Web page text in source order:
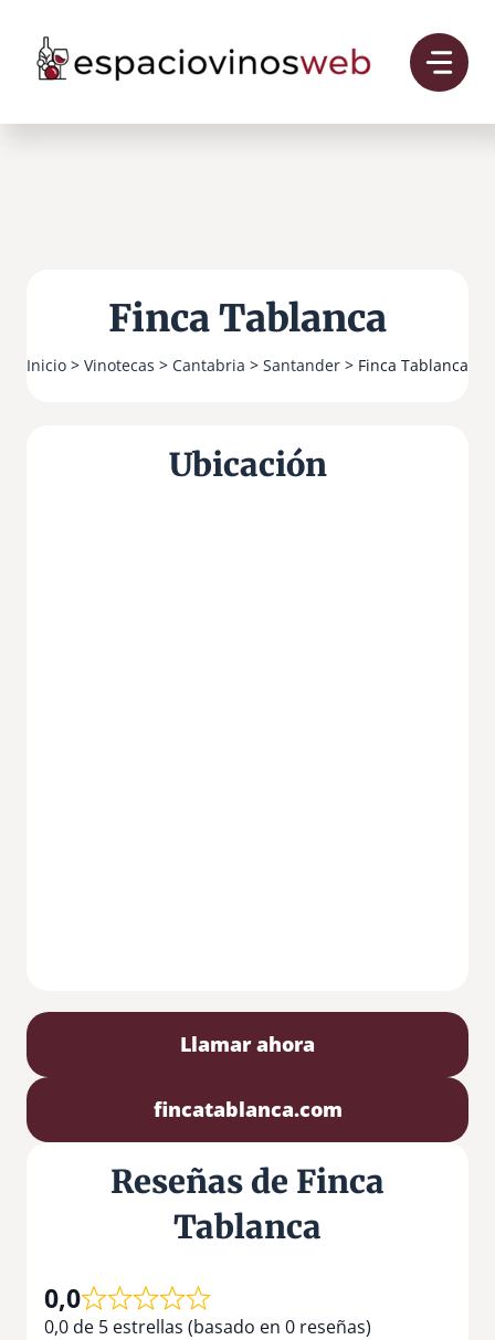
contenido
Finca Tablanca
Inicio > Vinotecas > Cantabria > Santander > Finca Tablanca
Ubicación
Llamar ahora
fincatablanca.com
Reseñas de Finca
Tablanca
0,0
0,0 de 5 estrellas (basado en 0 reseñas)